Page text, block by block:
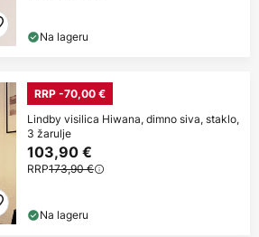
Na lageru
RRP -70,00 €
Lindby visilica Hiwana, dimno siva, staklo,
3 žarulje
103,90 €
RRP173,90 €
Na lageru